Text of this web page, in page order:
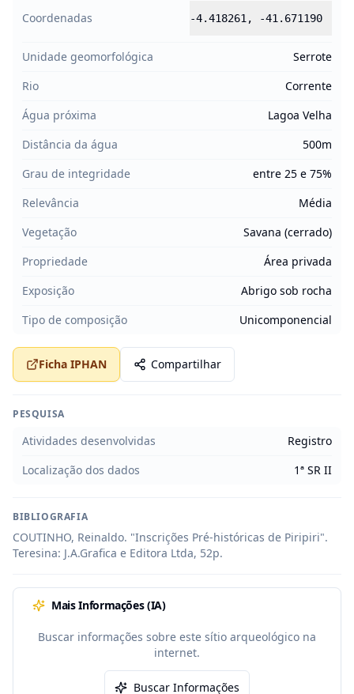
Coordenadas -4.418261 , -41.671190
Unidade geomorfológica
Serrote
Rio
Corrente
Água próxima
Lagoa Velha
Distância da água
500m
Grau de integridade
entre 25 e 75%
Relevância
Média
Vegetação
Savana (cerrado)
Propriedade
Área privada
Exposição
Abrigo sob rocha
Tipo de composição
Unicomponencial
Ficha IPHAN Compartilhar
PESQUISA
Atividades desenvolvidas
Registro
Localização dos dados
1ª SR II
BIBLIOGRAFIA
COUTINHO, Reinaldo. "Inscrições Pré-históricas de Piripiri".
Teresina: J.A.Grafica e Editora Ltda, 52p.
Mais Informações (IA)
Buscar informações sobre este sítio arqueológico na
internet.
Buscar Informações